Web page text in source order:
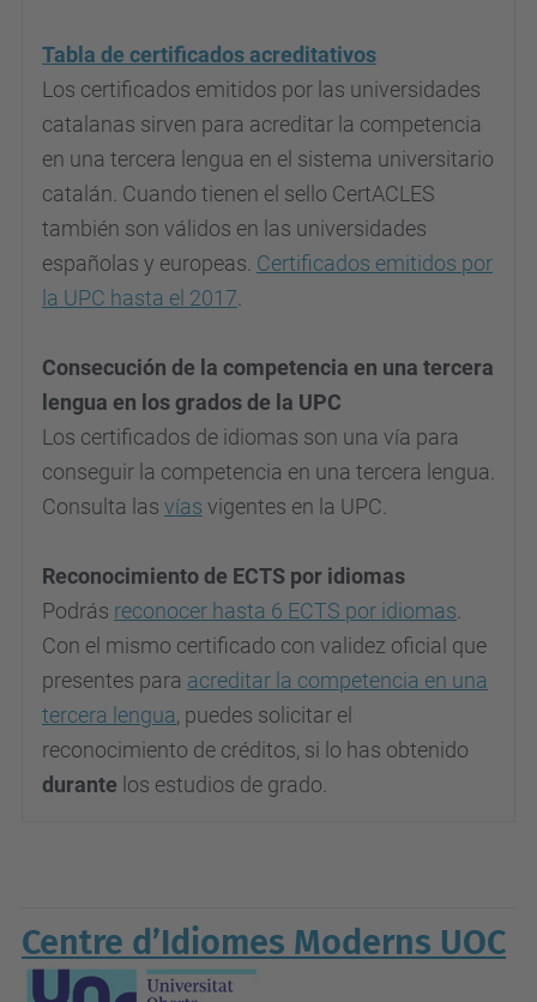
Tabla de certificados acreditativos
Los certificados emitidos por las universidades
catalanas sirven para acreditar la competencia
en una tercera lengua en el sistema universitario
catalán. Cuando tienen el sello CertACLES
también son válidos en las universidades
españolas y europeas. Certificados emitidos por
la UPC hasta el 2017
Consecución de la competencia en una tercera
lengua en los grados de la UPC
Los certificados de idiomas son una vía para
conseguir la competencia en una tercera lengua.
Consulta las vías vigentes en la UPC.
Reconocimiento de ECTS por idiomas
Podrás reconocer hasta 6 ECTS por idiomas
Con el mismo certificado con validez oficial que
presentes para acreditar la competencia en una
tercera lengua, puedes solicitar el
reconocimiento de créditos, si lo has obtenido
durante los estudios de grado.
Centre d’Idiomes Moderns UOC